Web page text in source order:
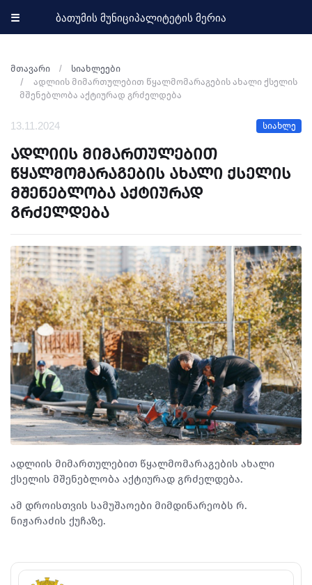
☰ ბათუმის მუნიციპალიტეტის მერია
მთავარი
სიახლეები
ადლიის მიმართულებით წყალმომარაგების ახალი ქსელის
მშენებლობა აქტიურად გრძელდება
13.11.2024 სიახლე
ადლიის მიმართულებით
წყალმომარაგების ახალი ქსელის
მშენებლობა აქტიურად
გრძელდება
ადლიის მიმართულებით წყალმომარაგების ახალი
ქსელის მშენებლობა აქტიურად გრძელდება.
ამ დროისთვის სამუშაოები მიმდინარეობს რ.
ნიჟარაძის ქუჩაზე.